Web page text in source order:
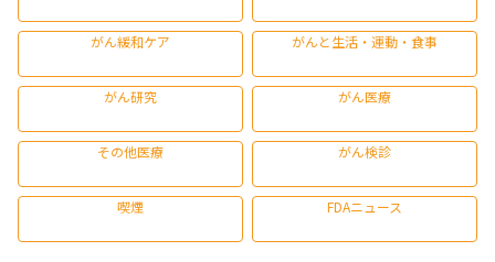
がん緩和ケア がんと生活・運動・食事
がん研究 がん医療
その他医療 がん検診
喫煙 FDAニュース